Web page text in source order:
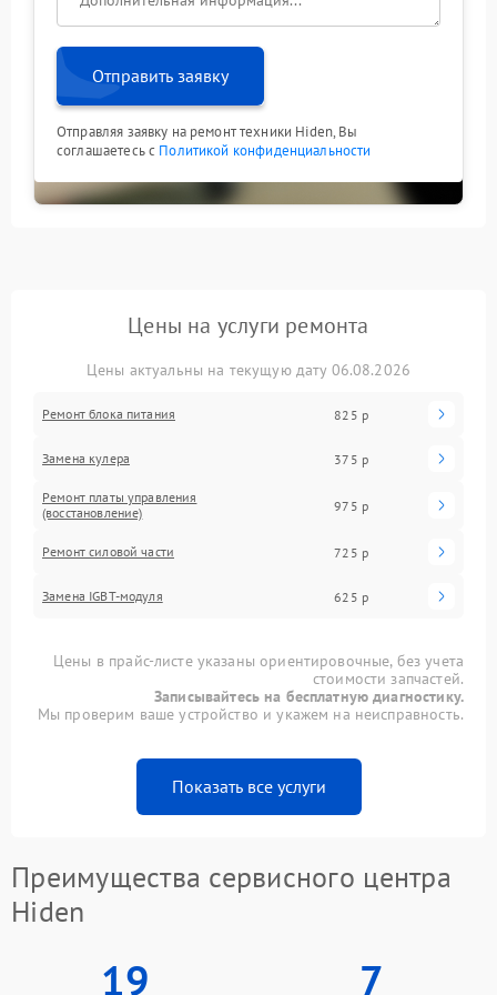
Отправить заявку
Отправляя заявку на ремонт техники Hiden, Вы
соглашаетесь с Политикой конфиденциальности
Цены на услуги ремонта
Цены актуальны на текущую дату 06.08.2026
Ремонт блока питания 825 р
Замена кулера 375 р
Ремонт платы управления
(восстановление)
975 р
Ремонт силовой части 725 р
Замена IGBT-модуля 625 р
Цены в прайс-листе указаны ориентировочные, без учета
стоимости запчастей.
Записывайтесь на бесплатную диагностику.
Мы проверим ваше устройство и укажем на неисправность.
Показать все услуги
Преимущества сервисного центра
Hiden
19 7